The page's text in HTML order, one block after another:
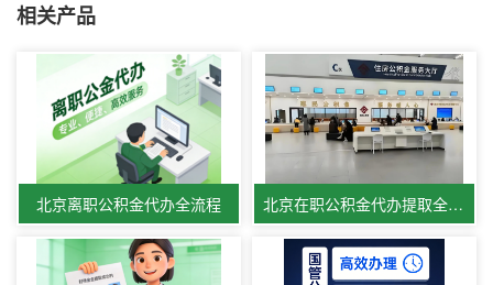
相关产品
北京离职公积金代办全流程 北京在职公积金代办提取全流程